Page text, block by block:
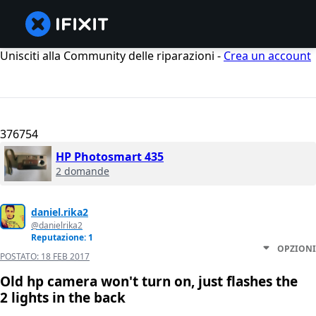
Unisciti alla Community delle riparazioni - Crea un account
376754
HP Photosmart 435
2 domande
daniel.rika2
@danielrika2
Reputazione: 1
POSTATO: 18 FEB 2017
OPZIONI
Old hp camera won't turn on, just flashes the
2 lights in the back